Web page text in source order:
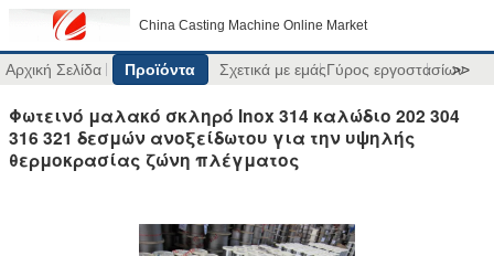
China Casting Machine Online Market
Αρχική Σελίδα Προϊόντα Σχετικά με εμάςΓύρος εργοστασίων
>>
Φωτεινό μαλακό σκληρό Inox 314 καλώδιο 202 304
316 321 δεσμών ανοξείδωτου για την υψηλής
θερμοκρασίας ζώνη πλέγματος